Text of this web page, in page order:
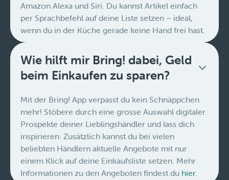
Amazon Alexa und Siri. Du kannst Artikel einfach
per Sprachbefehl auf deine Liste setzen – ideal,
wenn du in der Küche gerade keine Hand frei hast.
Wie hilft mir Bring! dabei, Geld
beim Einkaufen zu sparen?
Mit der Bring! App verpasst du kein Schnäppchen
mehr! Stöbere durch eine grosse Auswahl digitaler
Prospekte deiner Lieblingshändler und lass dich
inspirieren. Zusätzlich kannst du bei vielen
beliebten Händlern aktuelle Angebote mit nur
einem Klick auf deine Einkaufsliste setzen. Mehr
Informationen zu den Angeboten findest du hier.